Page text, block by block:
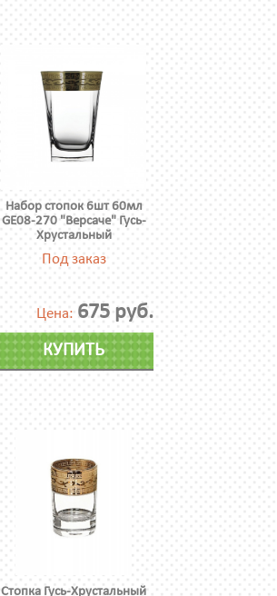
Набор стопок 6шт 60мл
GE08-270 "Версаче" Гусь-
Хрустальный
Под заказ
Цена: 675 руб.
КУПИТЬ
Стопка Гусь-Хрустальный